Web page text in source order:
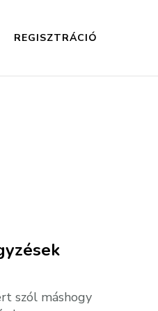
REGISZTRÁCIÓ
szól máshogy